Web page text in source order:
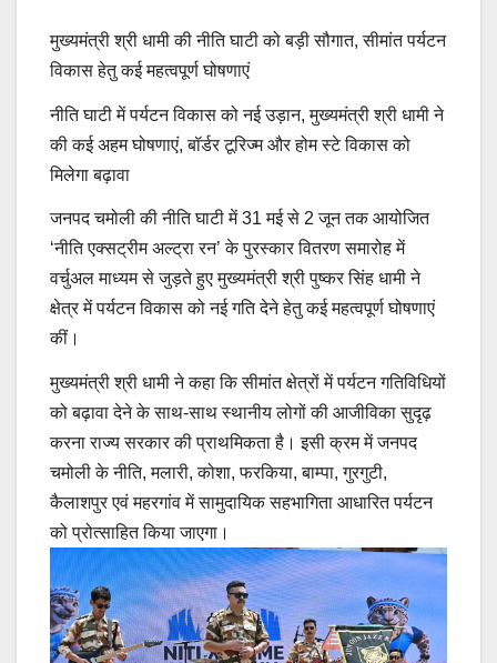
मुख्यमंत्री श्री धामी की नीति घाटी को बड़ी सौगात, सीमांत पर्यटन
विकास हेतु कई महत्वपूर्ण घोषणाएं
नीति घाटी में पर्यटन विकास को नई उड़ान, मुख्यमंत्री श्री धामी ने
की कई अहम घोषणाएं, बॉर्डर टूरिज्म और होम स्टे विकास को
मिलेगा बढ़ावा
जनपद चमोली की नीति घाटी में 31 मई से 2 जून तक आयोजित
‘नीति एक्सट्रीम अल्ट्रा रन’ के पुरस्कार वितरण समारोह में
वर्चुअल माध्यम से जुड़ते हुए मुख्यमंत्री श्री पुष्कर सिंह धामी ने
क्षेत्र में पर्यटन विकास को नई गति देने हेतु कई महत्वपूर्ण घोषणाएं
कीं।
मुख्यमंत्री श्री धामी ने कहा कि सीमांत क्षेत्रों में पर्यटन गतिविधियों
को बढ़ावा देने के साथ-साथ स्थानीय लोगों की आजीविका सुदृढ़
करना राज्य सरकार की प्राथमिकता है। इसी क्रम में जनपद
चमोली के नीति, मलारी, कोशा, फरकिया, बाम्पा, गुरगुटी,
कैलाशपुर एवं महरगांव में सामुदायिक सहभागिता आधारित पर्यटन
को प्रोत्साहित किया जाएगा।